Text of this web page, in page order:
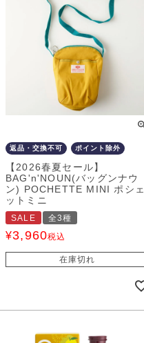
返品・交換不可 ポイント除外
【2026春夏セール】
BAG'n'NOUN(バッグンナウ
ン) POCHETTE MINI ポシェ
ットミニ
SALE 全3種
¥3,960税込
在庫切れ